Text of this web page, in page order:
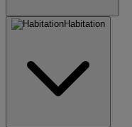
Habitation